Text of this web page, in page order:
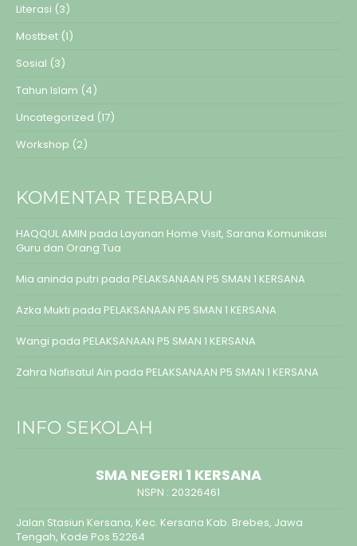
Literasi (3)
Mostbet (1)
Sosial (3)
Tahun Islam (4)
Uncategorized (17)
Workshop (2)
KOMENTAR TERBARU
HAQQUL AMIN pada Layanan Home Visit, Sarana Komunikasi
Guru dan Orang Tua
Mia aninda putri pada PELAKSANAAN P5 SMAN 1 KERSANA
Azka Mukti pada PELAKSANAAN P5 SMAN 1 KERSANA
Wangi pada PELAKSANAAN P5 SMAN 1 KERSANA
Zahra Nafisatul Ain pada PELAKSANAAN P5 SMAN 1 KERSANA
INFO SEKOLAH
SMA NEGERI 1 KERSANA
NSPN : 20326461
Jalan Stasiun Kersana, Kec. Kersana Kab. Brebes, Jawa
Tengah, Kode Pos 52264